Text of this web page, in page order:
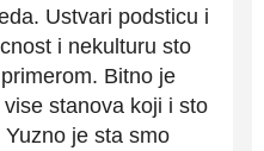
Ustvari podsticu i
i nekulturu sto
Bitno je
stanova koji i sto
je sta smo